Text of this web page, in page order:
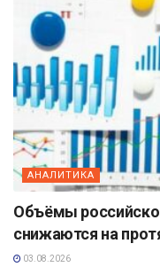
АНАЛИТИКА
Объёмы
снижаются на
03.08.2026